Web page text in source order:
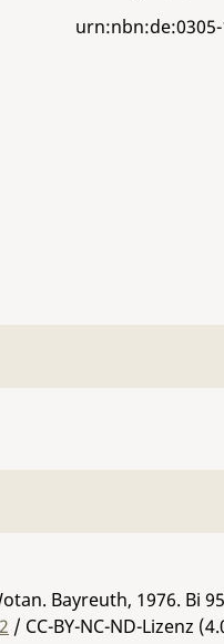
urn:nbn:de:0305-
Bayreuth, 1976. Bi
/ CC-BY-NC-ND-Lizenz